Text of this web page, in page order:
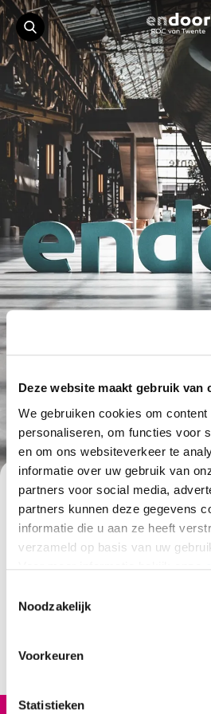
Deze website maakt gebruik van
We gebruiken cookies om
personaliseren, om functies voor
en om ons websiteverkeer te
informatie over uw gebruik van
partners voor social media,
partners kunnen deze gegevens
informatie die u aan ze heeft
verzameld op basis van uw
We werken samen met
Noodzakelijk
Voorkeuren
Statistieken
Bedankt voor je
Je ontvangt zo ook een e-
bevestiging van jouw
Later sturen wij je via e-mail